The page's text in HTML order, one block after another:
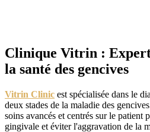
Clinique Vitrin :
la santé des gencives
Vitrin Clinic est spécialisée dans le
deux stades de la maladie des
soins avancés et centrés sur le patient
gingivale et éviter l'aggravation de la